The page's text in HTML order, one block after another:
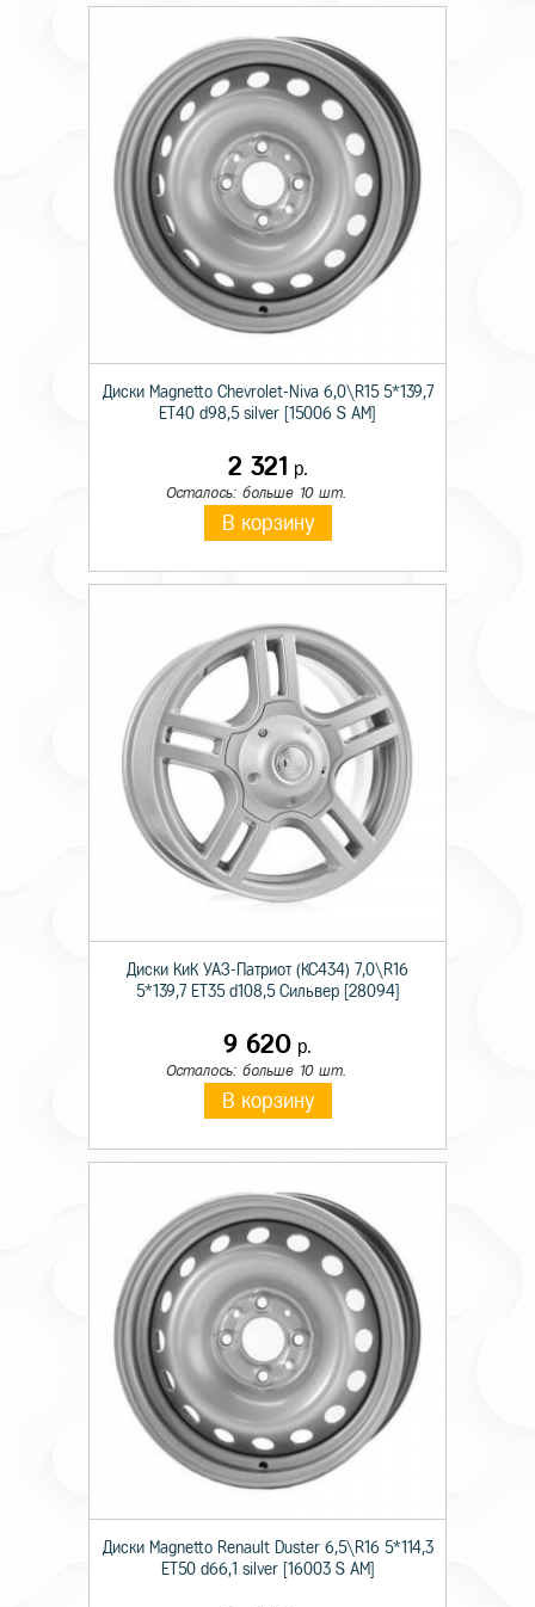
Диски Magnetto Chevrolet-Niva 6,0\R15 5*139,7
ET40 d98,5 silver [15006 S AM]
2 321 р.
Осталось: больше 10 шт.
В корзину
Диски КиК УАЗ-Патриот (КС434) 7,0\R16
5*139,7 ET35 d108,5 Сильвер [28094]
9 620 р.
Осталось: больше 10 шт.
В корзину
Диски Magnetto Renault Duster 6,5\R16 5*114,3
ET50 d66,1 silver [16003 S AM]